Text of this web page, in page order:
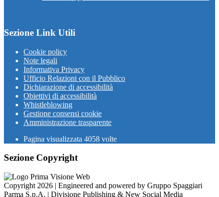
Sezione Link Utili
Cookie policy
Note legali
Informativa Privacy
Ufficio Relazioni con il Pubblico
Dichiarazione di accessibilità
Obiettivi di accessibilità
Whistleblowing
Gestione consensi cookie
Amministrazione trasparente
Pagina visualizzata 4058 volte
Sezione Copyright
Copyright 2026 | Engineered and powered by Gruppo Spaggiari
Parma S.p.A. | Divisione Publishing & New Social Media